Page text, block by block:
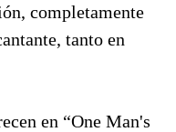
completamente
tanto en
en “One Man's